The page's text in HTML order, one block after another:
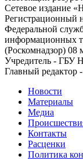
Сетевое издание
Федеральной
информационных
(Роскомнадзор) 08
Учредитель - ГБУ
Главный
Новости
Материалы
Медиа
Контакты
Расценки
Политика